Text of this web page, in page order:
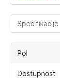
Specifikacije
Pol
Dostupnost